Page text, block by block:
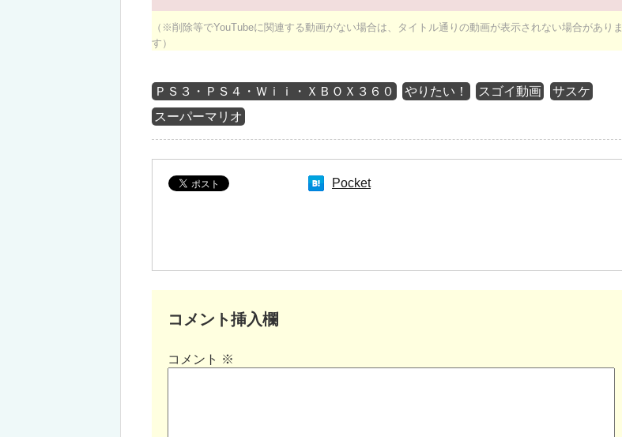
（※削除等でYouTubeに関連する動画がない場合は、タイトル通りの動画が表示されない場合がありま
す）
ＰＳ３・ＰＳ４・Ｗｉｉ・ＸＢＯＸ３６０ やりたい！ スゴイ動画
サスケ
スーパーマリオ
Pocket
コメント挿入欄
コメント ※